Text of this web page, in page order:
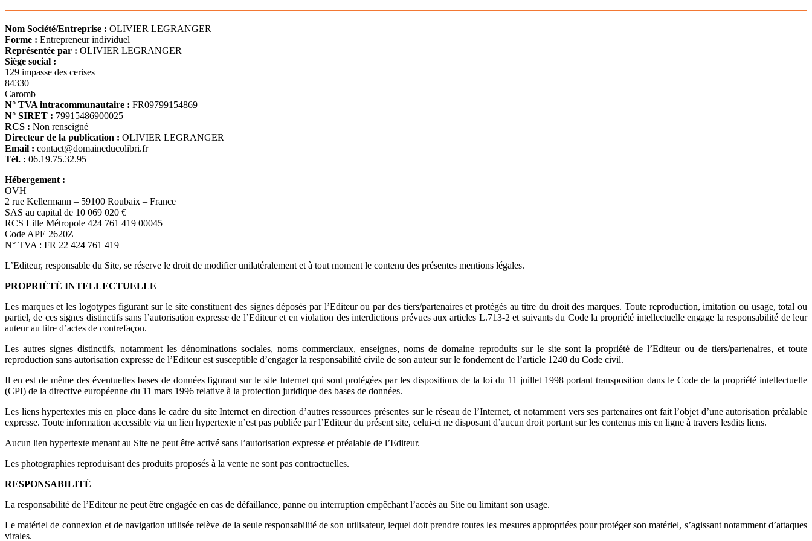
Nom Société/Entreprise : OLIVIER LEGRANGER
Forme : Entrepreneur individuel
Représentée par : OLIVIER LEGRANGER
Siège social :
129 impasse des cerises
84330
Caromb
N° TVA intracommunautaire : FR09799154869
N° SIRET : 79915486900025
RCS : Non renseigné
Directeur de la publication : OLIVIER LEGRANGER
Email : contact@domaineducolibri.fr
Tél. : 06.19.75.32.95
Hébergement :
OVH
2 rue Kellermann – 59100 Roubaix – France
SAS au capital de 10 069 020 €
RCS Lille Métropole 424 761 419 00045
Code APE 2620Z
N° TVA : FR 22 424 761 419
L’Editeur, responsable du Site, se réserve le droit de modifier unilatéralement et à tout moment le contenu des présentes mentions légales.
PROPRIÉTÉ INTELLECTUELLE
Les marques et les logotypes figurant sur le site constituent des signes déposés par l’Editeur ou par des tiers/partenaires et protégés au titre du droit des marques. Toute reproduction, imitation ou usage, total ou
partiel, de ces signes distinctifs sans l’autorisation expresse de l’Editeur et en violation des interdictions prévues aux articles L.713-2 et suivants du Code la propriété intellectuelle engage la responsabilité de leur
auteur au titre d’actes de contrefaçon.
Les autres signes distinctifs, notamment les dénominations sociales, noms commerciaux, enseignes, noms de domaine reproduits sur le site sont la propriété de l’Editeur ou de tiers/partenaires, et toute
reproduction sans autorisation expresse de l’Editeur est susceptible d’engager la responsabilité civile de son auteur sur le fondement de l’article 1240 du Code civil.
Il en est de même des éventuelles bases de données figurant sur le site Internet qui sont protégées par les dispositions de la loi du 11 juillet 1998 portant transposition dans le Code de la propriété intellectuelle
(CPI) de la directive européenne du 11 mars 1996 relative à la protection juridique des bases de données.
Les liens hypertextes mis en place dans le cadre du site Internet en direction d’autres ressources présentes sur le réseau de l’Internet, et notamment vers ses partenaires ont fait l’objet d’une autorisation préalable
expresse. Toute information accessible via un lien hypertexte n’est pas publiée par l’Editeur du présent site, celui-ci ne disposant d’aucun droit portant sur les contenus mis en ligne à travers lesdits liens.
Aucun lien hypertexte menant au Site ne peut être activé sans l’autorisation expresse et préalable de l’Editeur.
Les photographies reproduisant des produits proposés à la vente ne sont pas contractuelles.
RESPONSABILITÉ
La responsabilité de l’Editeur ne peut être engagée en cas de défaillance, panne ou interruption empêchant l’accès au Site ou limitant son usage.
Le matériel de connexion et de navigation utilisée relève de la seule responsabilité de son utilisateur, lequel doit prendre toutes les mesures appropriées pour protéger son matériel, s’agissant notamment d’attaques
virales.